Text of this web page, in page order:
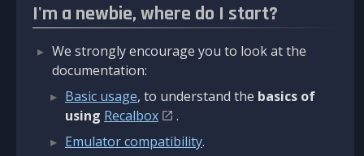
I'm a newbie, where do I start?
We strongly encourage you to look at the
documentation:
Basic usage, to understand the basics of
using Recalbox
.
Emulator compatibility.